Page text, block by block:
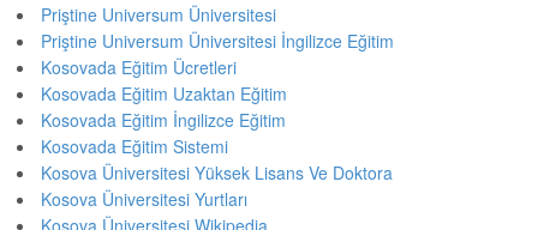
Priştine Universum Üniversitesi
Priştine Universum Üniversitesi İngilizce Eğitim
Kosovada Eğitim Ücretleri
Kosovada Eğitim Uzaktan Eğitim
Kosovada Eğitim İngilizce Eğitim
Kosovada Eğitim Sistemi
Kosova Üniversitesi Yüksek Lisans Ve Doktora
Kosova Üniversitesi Yurtları
Kosova Üniversitesi Wikipedia